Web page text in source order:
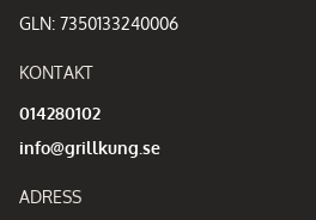
GLN: 7350133240006
KONTAKT
014280102
info@grillkung.se
ADRESS